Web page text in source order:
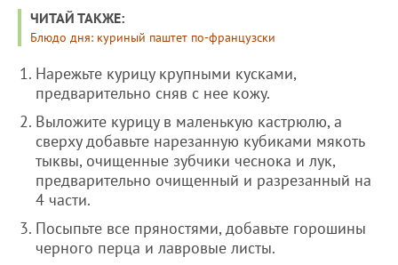
ЧИТАЙ ТАКЖЕ:
Блюдо дня: куриный паштет по-французски
Нарежьте курицу крупными кусками,
предварительно сняв с нее кожу.
Выложите курицу в маленькую кастрюлю, а
сверху добавьте нарезанную кубиками мякоть
тыквы, очищенные зубчики чеснока и лук,
предварительно очищенный и разрезанный на
4 части.
Посыпьте все пряностями, добавьте горошины
черного перца и лавровые листы.